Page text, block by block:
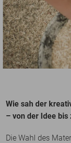
Wie sah der
– von der Idee bis
Die Wahl des